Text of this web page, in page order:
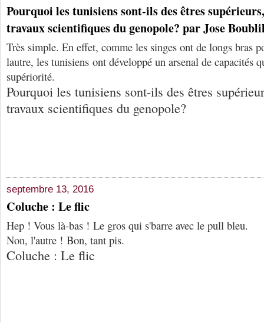
Pourquoi les tunisiens sont-ils des êtres
travaux scientifiques du genopole? par Jose
Très simple. En effet, comme les singes ont de longs bras
lautre, les tunisiens ont développé un arsenal de capacités
supériorité.
Pourquoi les tunisiens sont-ils des êtres
travaux scientifiques du genopole?
septembre 13, 2016
Coluche : Le flic
Hep ! Vous là-bas ! Le gros qui s'barre avec le pull bleu.
Non, l'autre ! Bon, tant pis.
Coluche : Le flic